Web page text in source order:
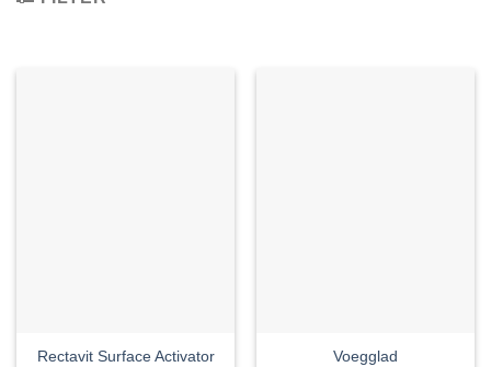
Rectavit Surface Activator Voegglad